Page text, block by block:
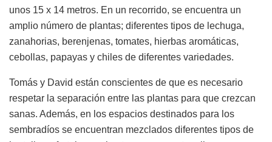
unos 15 x 14 metros. En un recorrido, se encuentra un
amplio número de plantas; diferentes tipos de lechuga,
zanahorias, berenjenas, tomates, hierbas aromáticas,
cebollas, papayas y chiles de diferentes variedades.
Tomás y David están conscientes de que es necesario
respetar la separación entre las plantas para que crezcan
sanas. Además, en los espacios destinados para los
sembradíos se encuentran mezclados diferentes tipos de